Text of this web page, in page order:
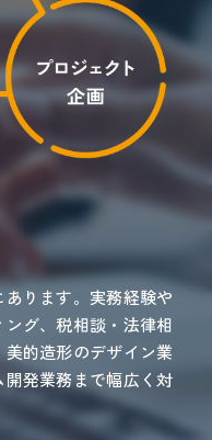
ります。実務経験や
グ、税相談・法律相
的造形のデザイン業
発業務まで幅広く対